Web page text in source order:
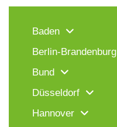
Baden
Berlin-Brandenburg
Bund
Düsseldorf
Hannover